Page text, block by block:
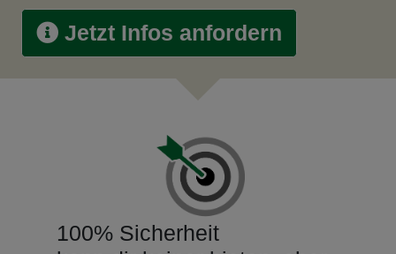
Jetzt Infos anfordern
100% Sicherheit